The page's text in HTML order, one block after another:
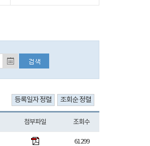
첨부파일 조회수
61299